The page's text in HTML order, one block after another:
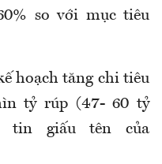
so với mục tiêu
hoạch tăng chi tiêu
tỷ rúp (47- 60 tỷ
tin giấu tên của